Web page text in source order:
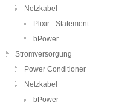
Netzkabel
Plixir - Statement
bPower
Stromversorgung
Power Conditioner
Netzkabel
bPower